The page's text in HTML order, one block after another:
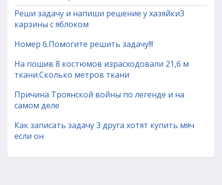
Реши задачу и напиши решение у хазяйки3
карзины с яблоком
Номер 6.Помогите решить задачу!!!
На пошив 8 костюмов израсходовали 21,6 м
ткани.Сколько метров ткани
Причина Троянской войны по легенде и на
самом деле
Как записать задачу 3 друга хотят купить мяч
если он